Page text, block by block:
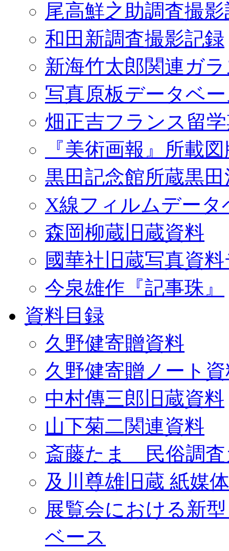
尾高鮮之助調査撮
和田新調査撮影記録
新海竹太郎関連ガ
写真原板データベ
畑正吉フランス留
『美術画報』所載
黒田記念館所蔵黒
X線フィルムデータ
森岡柳蔵旧蔵資料
國華社旧蔵写真資
今泉雄作『記事珠』
資料目録
久野健寄贈資料
久野健寄贈ノート
中村傳三郎旧蔵資料
山下菊二関連資料
斎藤たま 民俗調査
及川尊雄旧蔵 紙媒
展覧会における新
ベース